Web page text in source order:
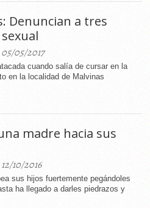
Denuncian a tres
05/2017
cuando salía de cursar en la
en la localidad de Malvinas
madre hacia sus
10/2016
sus hijos fuertemente pegándoles
ha llegado a darles piedrazos y